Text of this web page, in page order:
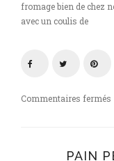
fromage bien de chez
avec un coulis de
Commentaires fermés
PAIN